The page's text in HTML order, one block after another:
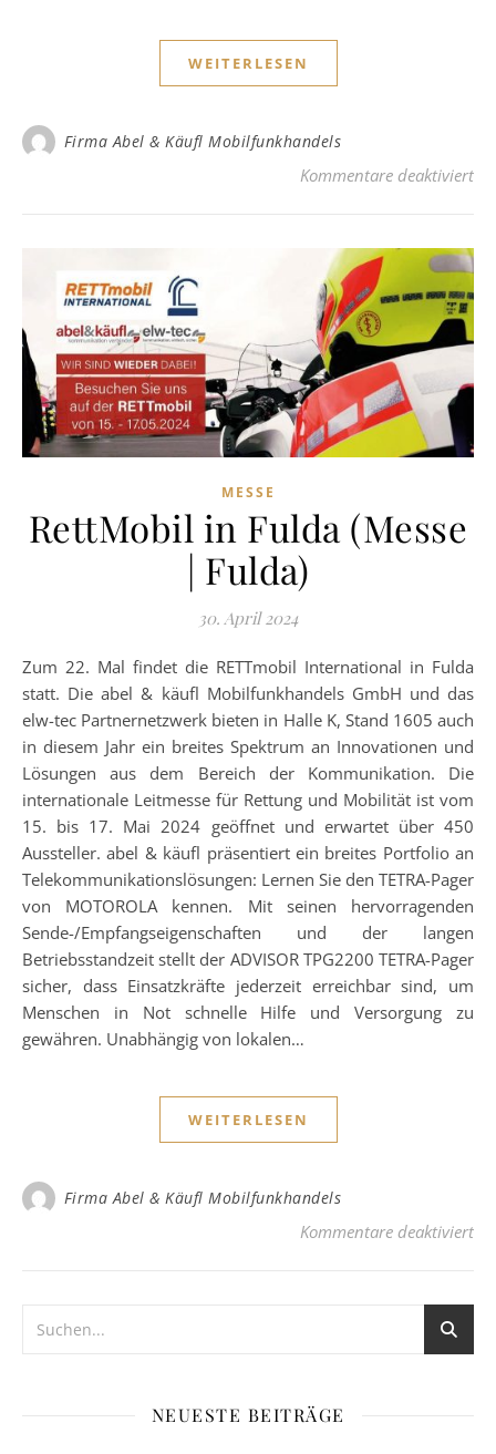
WEITERLESEN
Firma Abel & Käufl Mobilfunkhandels
Kommentare deaktiviertfür
MESSE
RettMobil in Fulda (Messe
| Fulda)
30. April 2024
Zum 22. Mal findet die RETTmobil International in Fulda
statt. Die abel & käufl Mobilfunkhandels GmbH und das
elw-tec Partnernetzwerk bieten in Halle K, Stand 1605 auch
in diesem Jahr ein breites Spektrum an Innovationen und
Lösungen aus dem Bereich der Kommunikation. Die
internationale Leitmesse für Rettung und Mobilität ist vom
15. bis 17. Mai 2024 geöffnet und erwartet über 450
Aussteller. abel & käufl präsentiert ein breites Portfolio an
Telekommunikationslösungen: Lernen Sie den TETRA-Pager
von MOTOROLA kennen. Mit seinen hervorragenden
Sende-/Empfangseigenschaften und der langen
Betriebsstandzeit stellt der ADVISOR TPG2200 TETRA-Pager
sicher, dass Einsatzkräfte jederzeit erreichbar sind, um
Menschen in Not schnelle Hilfe und Versorgung zu
gewähren. Unabhängig von lokalen…
WEITERLESEN
Firma Abel & Käufl Mobilfunkhandels
Kommentare deaktiviertfür
NEUESTE BEITRÄGE